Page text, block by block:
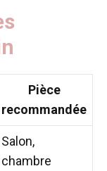
Pièce
recommandée
Salon,
chambre